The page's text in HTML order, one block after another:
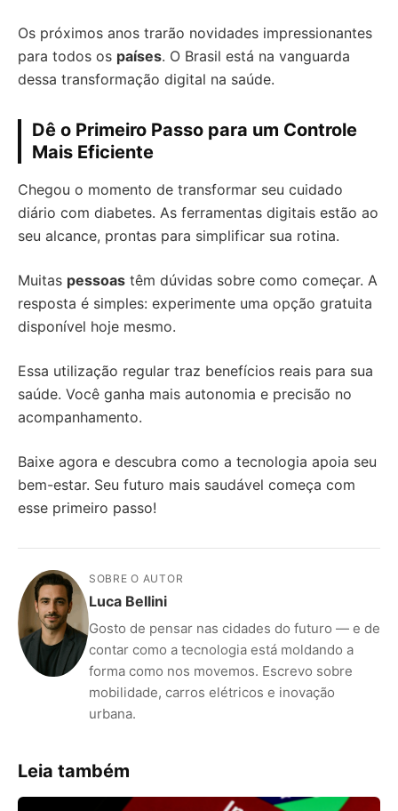
Os próximos anos trarão novidades impressionantes
para todos os países. O Brasil está na vanguarda
dessa transformação digital na saúde.
Dê o Primeiro Passo para um Controle
Mais Eficiente
Chegou o momento de transformar seu cuidado
diário com diabetes. As ferramentas digitais estão ao
seu alcance, prontas para simplificar sua rotina.
Muitas pessoas têm dúvidas sobre como começar. A
resposta é simples: experimente uma opção gratuita
disponível hoje mesmo.
Essa utilização regular traz benefícios reais para sua
saúde. Você ganha mais autonomia e precisão no
acompanhamento.
Baixe agora e descubra como a tecnologia apoia seu
bem-estar. Seu futuro mais saudável começa com
esse primeiro passo!
SOBRE O AUTOR
Luca Bellini
Gosto de pensar nas cidades do futuro — e de
contar como a tecnologia está moldando a
forma como nos movemos. Escrevo sobre
mobilidade, carros elétricos e inovação
urbana.
Leia também